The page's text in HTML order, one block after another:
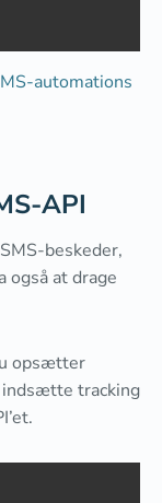
automations
API
beskeder,
også at drage
opsætter
indsætte tracking